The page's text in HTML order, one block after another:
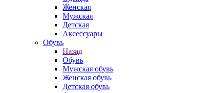
Женская
Мужская
Детская
Аксессуары
Обувь
Назад
Обувь
Мужская обувь
Женская обувь
Детская обувь